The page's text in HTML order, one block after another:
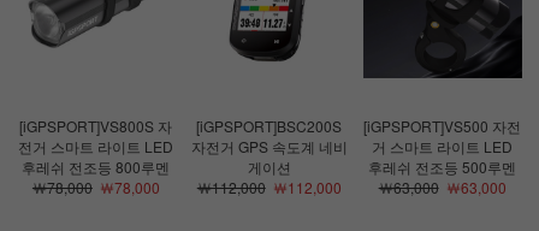
[iGPSPORT]VS800S 자
전거 스마트 라이트 LED
후레쉬 전조등 800루멘
￦78,000￦78,000
[iGPSPORT]BSC200S
자전거 GPS 속도계 네비
게이션
￦112,000￦112,000
[iGPSPORT]VS500 자전
거 스마트 라이트 LED
후레쉬 전조등 500루멘
￦63,000￦63,000